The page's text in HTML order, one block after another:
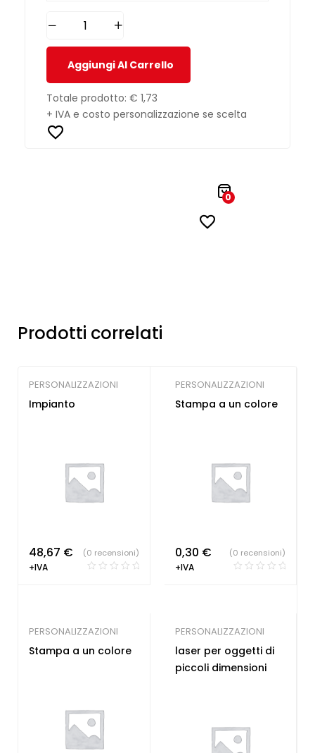
Aggiungi Al Carrello
Totale prodotto: € 1,73
+ IVA e costo personalizzazione se scelta
0
Prodotti correlati
PERSONALIZZAZIONI
Impianto
48,67 €
+IVA
(0 recensioni)
PERSONALIZZAZIONI
Stampa a un colore
0,30 €
+IVA
(0 recensioni)
PERSONALIZZAZIONI
Stampa a un colore
PERSONALIZZAZIONI
laser per oggetti di
piccoli dimensioni